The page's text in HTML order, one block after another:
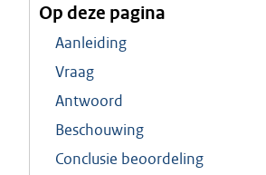
Op deze pagina
Aanleiding
Vraag
Antwoord
Beschouwing
Conclusie beoordeling